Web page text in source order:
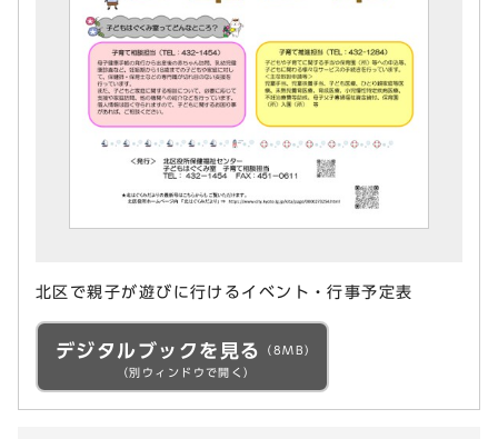
北区で親子が遊びに行けるイベント・行事予定表
デジタルブックを見る
（8MB）
（別ウィンドウで開く）